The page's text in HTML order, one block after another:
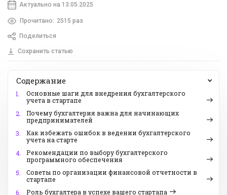
Актуально на 13.05.2025
Прочитано: 2515 раз
Поделиться
Сохранить статью
Содержание
1.
Основные шаги для внедрения бухгалтерского
учета в стартапе
2.
Почему бухгалтерия важна для начинающих
предпринимателей
3.
Как избежать ошибок в ведении бухгалтерского
учета на старте
4.
Рекомендации по выбору бухгалтерского
программного обеспечения
5.
Советы по организации финансовой отчетности в
стартапе
6.
Роль бухгалтера в успехе вашего стартапа